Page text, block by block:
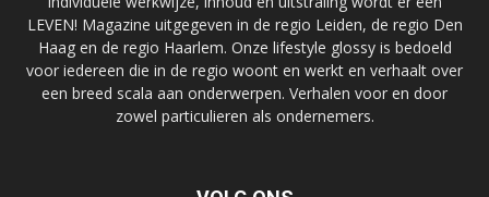
LEVEN! Magazine uitgegeven in de regio Leiden, de regio Den
Haag en de regio Haarlem. Onze lifestyle glossy is bedoeld
voor iedereen die in de regio woont en werkt en verhaalt over
een breed scala aan onderwerpen. Verhalen voor en door
zowel particulieren als ondernemers.